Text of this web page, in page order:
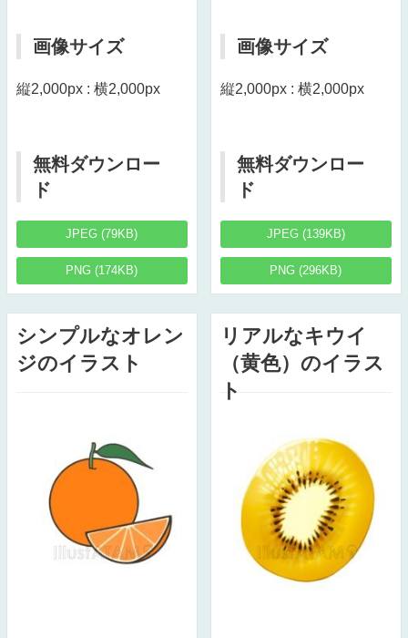
画像サイズ
縦2,000px : 横2,000px
無料ダウンロー
ド
JPEG (79KB)
PNG (174KB)
画像サイズ
縦2,000px : 横2,000px
無料ダウンロー
ド
JPEG (139KB)
PNG (296KB)
シンプルなオレン
ジのイラスト
リアルなキウイ
（黄色）のイラス
ト